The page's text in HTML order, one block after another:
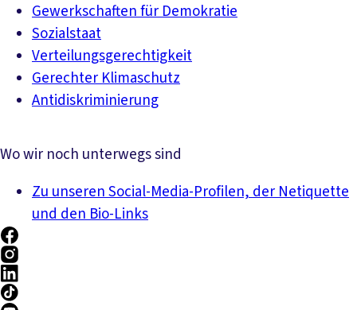
Gewerkschaften für Demokratie
Sozialstaat
Verteilungsgerechtigkeit
Gerechter Klimaschutz
Antidiskriminierung
Wo wir noch unterwegs sind
Zu unseren Social-Media-Profilen, der Netiquette
und den Bio-Links